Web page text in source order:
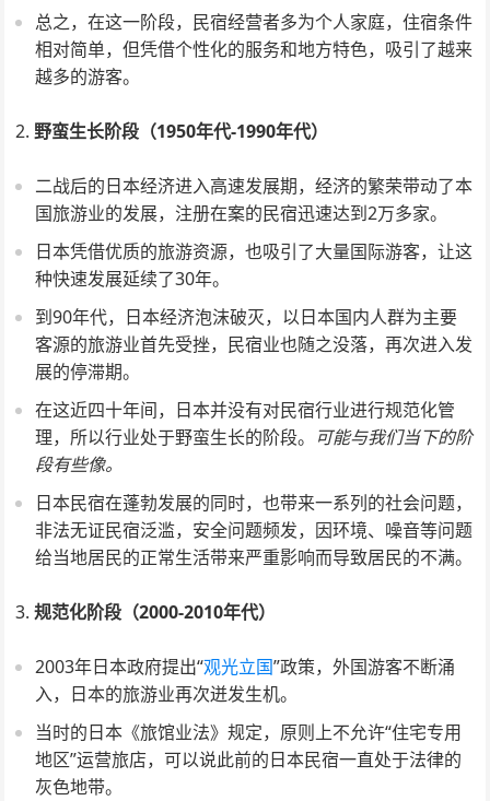
总之，在这一阶段，民宿经营者多为个人家庭，住宿条件
相对简单，但凭借个性化的服务和地方特色，吸引了越来
越多的游客。
野蛮生长阶段（1950年代-1990年代）
二战后的日本经济进入高速发展期，经济的繁荣带动了本
国旅游业的发展，注册在案的民宿迅速达到2万多家。
日本凭借优质的旅游资源，也吸引了大量国际游客，让这
种快速发展延续了30年。
到90年代，日本经济泡沫破灭，以日本国内人群为主要
客源的旅游业首先受挫，民宿业也随之没落，再次进入发
展的停滞期。
在这近四十年间，日本并没有对民宿行业进行规范化管
理，所以行业处于野蛮生长的阶段。 可能与我们当下的阶
段有些像。
日本民宿在蓬勃发展的同时，也带来一系列的社会问题，
非法无证民宿泛滥，安全问题频发，因环境、噪音等问题
给当地居民的正常生活带来严重影响而导致居民的不满。
规范化阶段（2000-2010年代）
2003年日本政府提出“观光立国”政策，外国游客不断涌
入，日本的旅游业再次迸发生机。
当时的日本《旅馆业法》规定，原则上不允许“住宅专用
地区”运营旅店，可以说此前的日本民宿一直处于法律的
灰色地带。